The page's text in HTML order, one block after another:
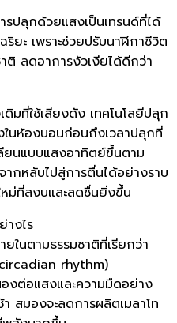
ปลุกด้วยแสงเป็นเทรนด์ที่ได้
ยะ เพราะช่วยปรับนาฬิกาชีวิต
ติ ลดอาการงัวเงียได้ดีกว่า
มที่ใช้เสียงดัง เทคโนโลยีปลุก
นห้องนอนก่อนถึงเวลาปลุกที่
ยนแบบแสงอาทิตย์ขึ้นตาม
ากหลับไปสู่การตื่นได้อย่างราบ
ม่ที่สงบและสดชื่นยิ่งขึ้น
างไร
ในตามธรรมชาติที่เรียกว่า
rhythm)
งต่อแสงและความมืดอย่าง
สมองจะลดการผลิตเมลาโท